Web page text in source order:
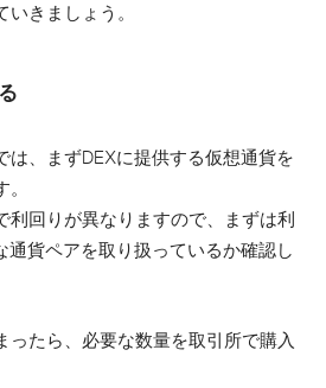
きましょう。
は、まずDEXに提供する仮想通貨を
利回りが異なりますので、まずは利
通貨ペアを取り扱っているか確認し
ったら、必要な数量を取引所で購入